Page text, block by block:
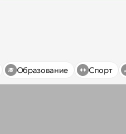
Образование Спорт